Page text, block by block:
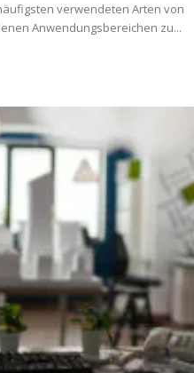
verwendeten Arten von
Anwendungsbereichen zu...